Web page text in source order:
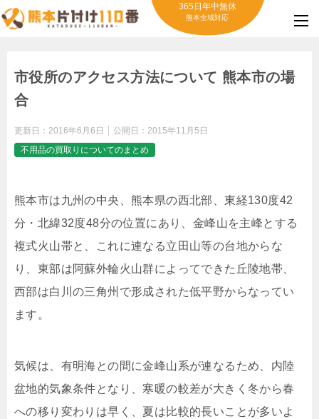
365日年中無休
熊本全域対応
市役所のアクセス方法について 熊本市の場
合
更新日： 2016年6月6日 公開日： 2015年11月5日
不用品の買取りについてのまとめ
熊本市は九州の中央、熊本県の西北部、東経130度42
分・北緯32度48分の位置にあり、金峰山を主峰とする
複式火山帯と、これに連なる立田山等の台地からな
り、東部は阿蘇外輪火山群によってできた丘陵地帯、
西部は白川の三角州で形成された低平野からなってい
ます。
気候は、有明海との間に金峰山系が連なるため、内陸
盆地的気象条件となり、寒暖の較差が大きく冬から春
への移り変わりは早く、夏は比較的長いことが多いよ